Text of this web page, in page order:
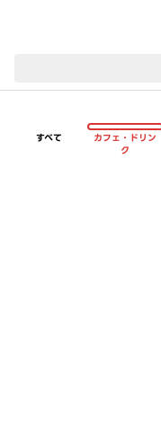
すべて
カフェ・ドリン
ク